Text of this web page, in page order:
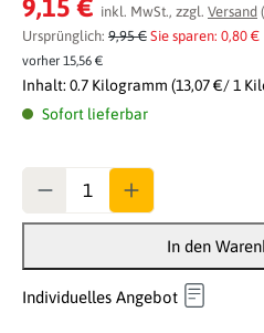
9,15 € inkl. MwSt., zzgl. Versand
Ursprünglich: 9,95 € Sie sparen: 0,80 €
vorher 15,56 €
Inhalt: 0.7 Kilogramm (13,07 €/ 1
Sofort lieferbar
In den
Individuelles Angebot